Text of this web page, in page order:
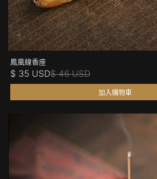
鳳凰線香座
$ 35 USD$ 46 USD
加入購物車